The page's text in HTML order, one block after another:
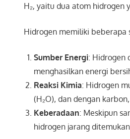
H₂, yaitu dua atom hidrogen
Hidrogen memiliki beberapa
Sumber Energi: Hidrogen
menghasilkan energi
Reaksi Kimia: Hidrogen
(H₂O), dan dengan
Keberadaan: Meskipun
hidrogen jarang